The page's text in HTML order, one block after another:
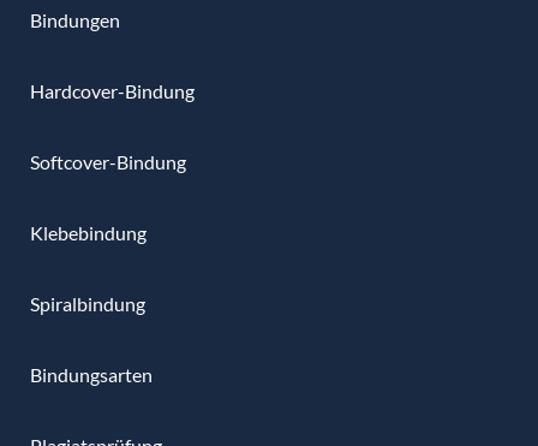
Bindungen
Hardcover-Bindung
Softcover-Bindung
Klebebindung
Spiralbindung
Bindungsarten